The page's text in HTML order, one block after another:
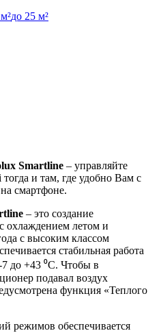
до 25 м²
Smartline – управляйте
и там, где удобно Вам с
смартфоне.
– это создание
охлаждением летом и
с высоким классом
стабильная работа
7 до +43 ⁰С. Чтобы в
подавал воздух
функция «Теплого
режимов обеспечивается